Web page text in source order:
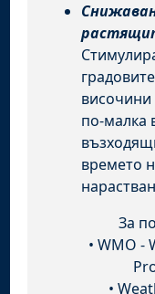
височини
по-малка
времето
За
• WMO -
•